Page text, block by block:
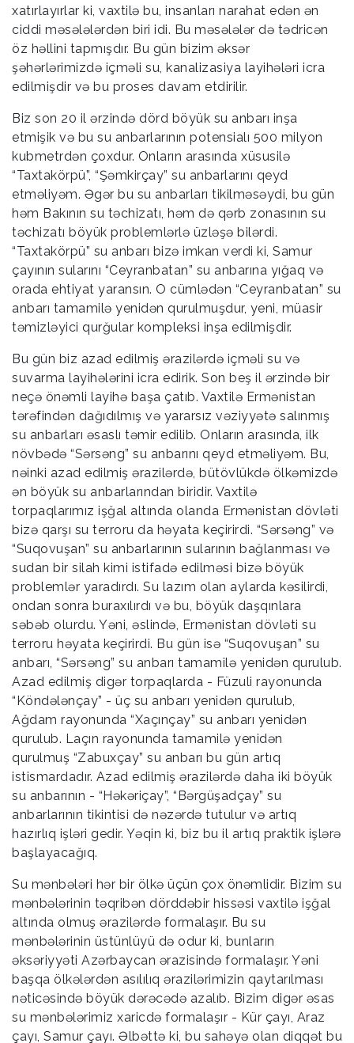
xatırlayırlar ki, vaxtilə bu, insanları narahat edən ən
ciddi məsələlərdən biri idi. Bu məsələlər də tədricən
öz həllini tapmışdır. Bu gün bizim əksər
şəhərlərimizdə içməli su, kanalizasiya layihələri icra
edilmişdir və bu proses davam etdirilir.
Biz son 20 il ərzində dörd böyük su anbarı inşa
etmişik və bu su anbarlarının potensialı 500 milyon
kubmetrdən çoxdur. Onların arasında xüsusilə
“Taxtakörpü”, “Şəmkirçay” su anbarlarını qeyd
etməliyəm. Əgər bu su anbarları tikilməsəydi, bu gün
həm Bakının su təchizatı, həm də qərb zonasının su
təchizatı böyük problemlərlə üzləşə bilərdi.
“Taxtakörpü” su anbarı bizə imkan verdi ki, Samur
çayının sularını “Ceyranbatan” su anbarına yığaq və
orada ehtiyat yaransın. O cümlədən “Ceyranbatan” su
anbarı tamamilə yenidən qurulmuşdur, yeni, müasir
təmizləyici qurğular kompleksi inşa edilmişdir.
Bu gün biz azad edilmiş ərazilərdə içməli su və
suvarma layihələrini icra edirik. Son beş il ərzində bir
neçə önəmli layihə başa çatıb. Vaxtilə Ermənistan
tərəfindən dağıdılmış və yararsız vəziyyətə salınmış
su anbarları əsaslı təmir edilib. Onların arasında, ilk
növbədə “Sərsəng” su anbarını qeyd etməliyəm. Bu,
nəinki azad edilmiş ərazilərdə, bütövlükdə ölkəmizdə
ən böyük su anbarlarından biridir. Vaxtilə
torpaqlarımız işğal altında olanda Ermənistan dövləti
bizə qarşı su terroru da həyata keçirirdi. “Sərsəng” və
“Suqovuşan” su anbarlarının sularının bağlanması və
sudan bir silah kimi istifadə edilməsi bizə böyük
problemlər yaradırdı. Su lazım olan aylarda kəsilirdi,
ondan sonra buraxılırdı və bu, böyük daşqınlara
səbəb olurdu. Yəni, əslində, Ermənistan dövləti su
terroru həyata keçirirdi. Bu gün isə “Suqovuşan” su
anbarı, “Sərsəng” su anbarı tamamilə yenidən qurulub.
Azad edilmiş digər torpaqlarda - Füzuli rayonunda
“Köndələnçay” - üç su anbarı yenidən qurulub,
Ağdam rayonunda “Xaçınçay” su anbarı yenidən
qurulub. Laçın rayonunda tamamilə yenidən
qurulmuş “Zabuxçay” su anbarı bu gün artıq
istismardadır. Azad edilmiş ərazilərdə daha iki böyük
su anbarının - “Həkəriçay”, “Bərgüşadçay” su
anbarlarının tikintisi də nəzərdə tutulur və artıq
hazırlıq işləri gedir. Yəqin ki, biz bu il artıq praktik işlərə
başlayacağıq.
Su mənbələri hər bir ölkə üçün çox önəmlidir. Bizim su
mənbələrinin təqribən dörddəbir hissəsi vaxtilə işğal
altında olmuş ərazilərdə formalaşır. Bu su
mənbələrinin üstünlüyü də odur ki, bunların
əksəriyyəti Azərbaycan ərazisində formalaşır. Yəni
başqa ölkələrdən asılılıq ərazilərimizin qaytarılması
nəticəsində böyük dərəcədə azalıb. Bizim digər əsas
su mənbələrimiz xaricdə formalaşır - Kür çayı, Araz
çayı, Samur çayı. Əlbəttə ki, bu sahəyə olan diqqət bu